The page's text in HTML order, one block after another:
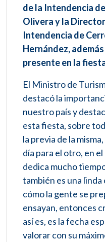
de la Intendencia
Olivera y la
Intendencia de
Hernández,
presente en la
El Ministro de
destacó la
nuestro país y
esta fiesta, sobre
la previa de la
día para el otro, en
dedica mucho
también es una
cómo la gente se
ensayan, entonces
así es, es la fecha
valorar con su